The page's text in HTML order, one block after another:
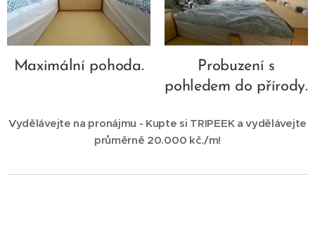
Maximální pohoda.
Probuzení s
pohledem do přírody.
Vydělávejte na pronájmu - Kupte si TRIPEEK a vydělávejte
průměrně 20.000 kč./m!